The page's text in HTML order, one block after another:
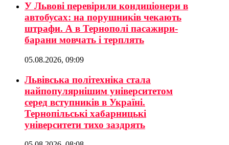
У Львові перевірили кондиціонери в
автобусах: на порушників чекають
штрафи. А в Тернополі пасажири-
барани мовчать і терплять
05.08.2026, 09:09
Львівська політехніка стала
найпопулярнішим університетом
серед вступників в Україні.
Тернопільські хабарницькі
університети тихо заздрять